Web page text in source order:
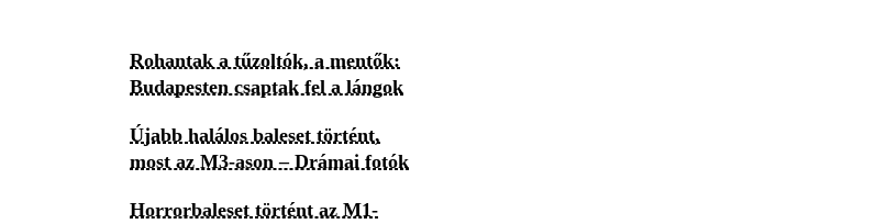
Rohantak a tűzoltók, a mentők:
Budapesten csaptak fel a lángok
Újabb halálos baleset történt,
most az M3-ason – Drámai fotók
Horrorbaleset történt az M1-